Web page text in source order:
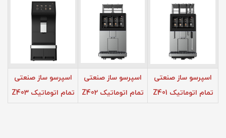
اسپرسو ساز صنعتی
تمام اتوماتیک Z401
اسپرسو ساز صنعتی
تمام اتوماتیک Z402
اسپرسو ساز صنعتی
تمام اتوماتیک Z403